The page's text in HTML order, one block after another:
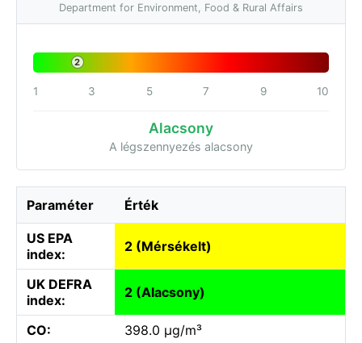
Department for Environment, Food & Rural Affairs
2
1 3 5 7 9 10
Alacsony
A légszennyezés alacsony
Paraméter Érték
US EPA
index:
2 (Mérsékelt)
UK DEFRA
index:
2 (Alacsony)
CO:
398.0 µg/m³